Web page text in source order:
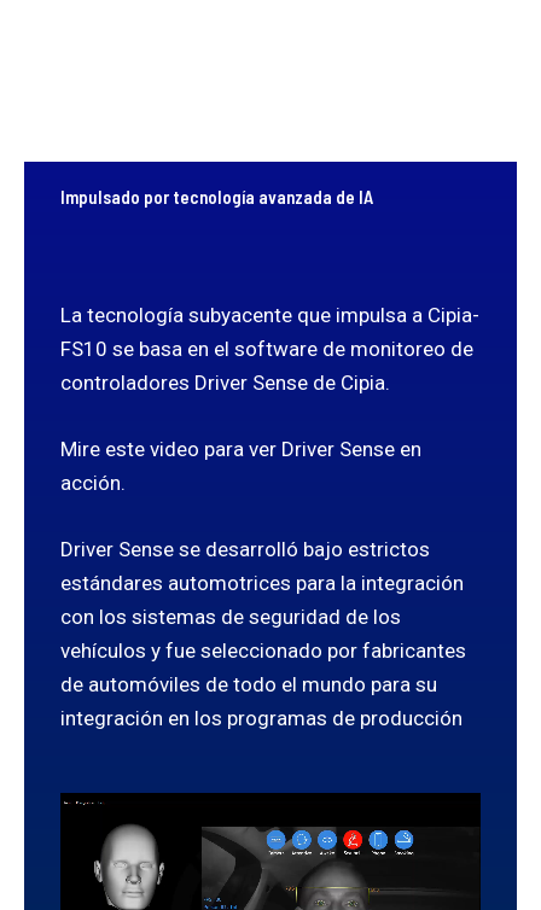
Impulsado por tecnología avanzada de IA
La tecnología subyacente que impulsa a Cipia-
FS10 se basa en el software de monitoreo de
controladores Driver Sense de Cipia.
Mire este video para ver Driver Sense en
acción.
Driver Sense se desarrolló bajo estrictos
estándares automotrices para la integración
con los sistemas de seguridad de los
vehículos y fue seleccionado por fabricantes
de automóviles de todo el mundo para su
integración en los programas de producción